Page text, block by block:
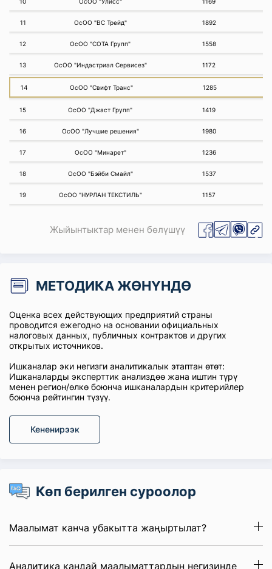
11 ОсОО "ВС Трейд" 1892
12 ОсОО "СОТА Групп" 1558
13 ОсОО "Индастриал Сервисез" 1172
14 ОсОО "Свифт Транс" 1285
15 ОсОО "Джаст Групп" 1419
16 ОсОО "Лучшие решения" 1980
17 ОсОО "Минарет" 1236
18 ОсОО "Бэйби Смайл" 1537
19 ОсОО "НУРЛАН ТЕКСТИЛЬ" 1157
Жыйынтыктар менен бөлүшүү
МЕТОДИКА ЖӨНҮНДӨ
Оценка всех действующих предприятий страны
проводится ежегодно на основании официальных
налоговых данных, публичных контрактов и других
открытых источников.
Ишканалар эки негизги аналитикалык этаптан өтөт:
Ишканаларды эксперттик анализдөө жана иштин түрү
менен регион/өлкө боюнча ишканалардын критерийлер
боюнча рейтингин түзүү.
Кененирээк
Көп берилген суроолор
Маалымат канча убакытта жаңыртылат?
Аналитика кандай маалыматтардын негизинде